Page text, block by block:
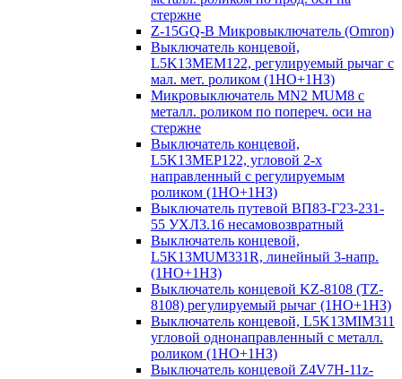
стержне
Z-15GQ-B Микровыключатель (Omron)
Выключатель концевой,
L5K13MEM122, регулируемый рычаг с
мал. мет. роликом (1НО+1НЗ)
Микровыключатель MN2 MUM8 с
металл. роликом по попереч. оси на
стержне
Выключатель концевой,
L5K13MEP122, угловой 2-х
направленный с регулируемым
роликом (1НО+1НЗ)
Выключатель путевой ВП83-Г23-231-
55 УХЛ3.16 несамовозвратный
Выключатель концевой,
L5K13MUM331R, линейный 3-напр.
(1НО+1НЗ)
Выключатель концевой KZ-8108 (TZ-
8108) регулируемый рычаг (1НО+1НЗ)
Выключатель концевой, L5K13MIM311
угловой однонаправленный с металл.
роликом (1НО+1НЗ)
Выключатель концевой Z4V7H-11z-